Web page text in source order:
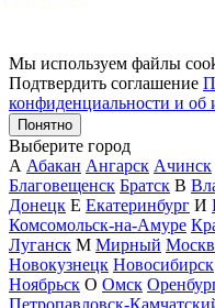
Мы используем файлы
Подтвердить соглашение
конфиденциальности и об
Понятно
Выберите город
А Абакан Ангарск Ачинск
Благовещенск Братск В
Донецк Е Екатеринбург И
Комсомольск-на-Амуре
Луганск М Мирный
Новокузнецк Новосибирск
Ноябрьск О Омск
Петропавловск-